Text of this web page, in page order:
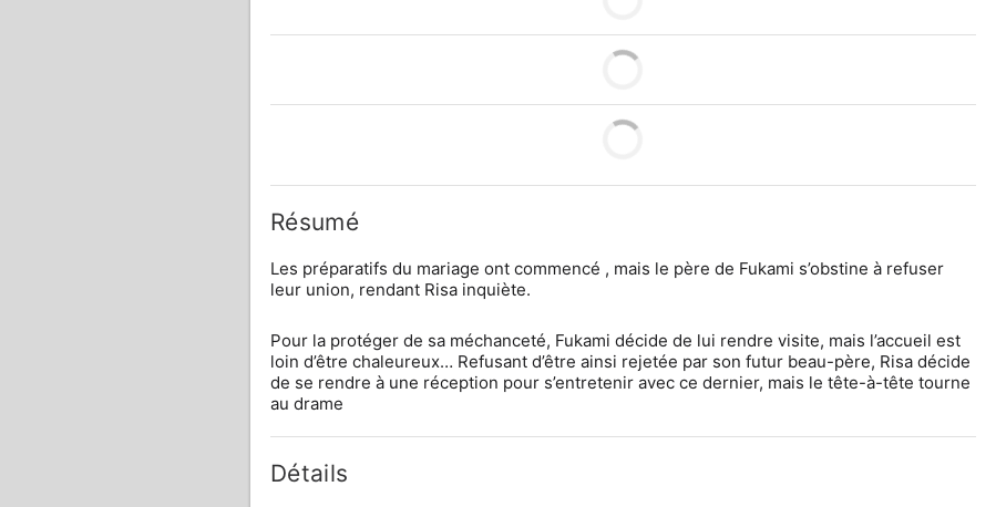
Résumé
Les préparatifs du mariage ont commencé , mais le père de Fukami s’obstine à refuser
leur union, rendant Risa inquiète.
Pour la protéger de sa méchanceté, Fukami décide de lui rendre visite, mais l’accueil est
loin d’être chaleureux… Refusant d’être ainsi rejetée par son futur beau-père, Risa décide
de se rendre à une réception pour s’entretenir avec ce dernier, mais le tête-à-tête tourne
au drame
Détails